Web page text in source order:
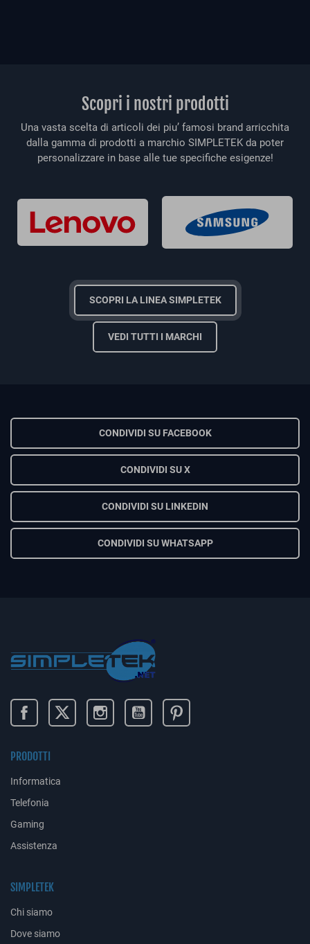
Scopri i nostri prodotti
Una vasta scelta di articoli dei piu’ famosi brand arricchita
dalla gamma di prodotti a marchio SIMPLETEK da poter
personalizzare in base alle tue specifiche esigenze!
SCOPRI LA LINEA SIMPLETEK
VEDI TUTTI I MARCHI
CONDIVIDI SU FACEBOOK
CONDIVIDI SU X
CONDIVIDI SU LINKEDIN
CONDIVIDI SU WHATSAPP
PRODOTTI
Informatica
Telefonia
Gaming
Assistenza
SIMPLETEK
Chi siamo
Dove siamo